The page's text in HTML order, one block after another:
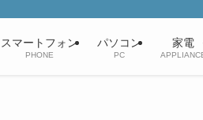
スマートフォン
PHONE
パソコン
PC
家電